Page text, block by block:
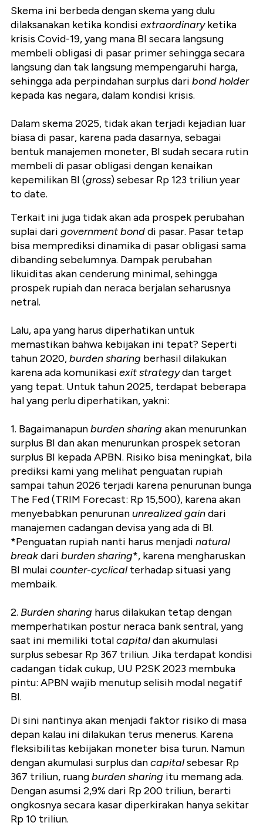
Skema ini berbeda dengan skema yang dulu
dilaksanakan ketika kondisi extraordinaryketika
krisis Covid-19, yang mana BI secara langsung
membeli obligasi di pasar primer sehingga secara
langsung dan tak langsung mempengaruhi harga,
sehingga ada perpindahan surplus dari bond holder
kepada kas negara, dalam kondisi krisis.
Dalam skema 2025, tidak akan terjadi kejadian luar
biasa di pasar, karena pada dasarnya, sebagai
bentuk manajemen moneter, BI sudah secara rutin
membeli di pasar obligasi dengan kenaikan
kepemilikan BI (gross) sebesar Rp 123 triliun year
to date.
Terkait ini juga tidak akan ada prospek perubahan
suplai dari government bonddi pasar. Pasar tetap
bisa memprediksi dinamika di pasar obligasi sama
dibanding sebelumnya. Dampak perubahan
likuiditas akan cenderung minimal, sehingga
prospek rupiah dan neraca berjalan seharusnya
netral.
Lalu, apa yang harus diperhatikan untuk
memastikan bahwa kebijakan ini tepat? Seperti
tahun 2020,burden sharing berhasil dilakukan
karena ada komunikasi exitstrategydan target
yang tepat. Untuk tahun 2025, terdapat beberapa
hal yang perlu diperhatikan, yakni:
1. Bagaimanapunburden sharing akan menurunkan
surplus BI dan akan menurunkan prospek setoran
surplus BI kepada APBN. Risiko bisa meningkat, bila
prediksi kami yang melihat penguatan rupiah
sampai tahun 2026 terjadi karena penurunan bunga
The Fed (TRIM Forecast: Rp 15,500), karena akan
menyebabkan penurunanunrealized gaindari
manajemen cadangan devisa yang ada di BI.
*Penguatan rupiah nanti harus menjadi natural
breakdari burden sharing*, karena mengharuskan
BI mulai counter-cyclical terhadap situasi yang
membaik.
2. Burden sharing harus dilakukan tetap dengan
memperhatikan postur neraca bank sentral, yang
saat ini memiliki totalcapitaldan akumulasi
surplus sebesar Rp 367 triliun. Jika terdapat kondisi
cadangan tidak cukup, UU P2SK 2023 membuka
pintu: APBN wajib menutup selisih modal negatif
BI.
Di sini nantinya akan menjadi faktor risiko di masa
depan kalau ini dilakukan terus menerus. Karena
fleksibilitas kebijakan moneter bisa turun. Namun
dengan akumulasi surplus dancapitalsebesar Rp
367 triliun, ruangburden sharing itu memang ada.
Dengan asumsi 2,9% dari Rp 200 triliun, berarti
ongkosnya secara kasar diperkirakan hanya sekitar
Rp 10 triliun.